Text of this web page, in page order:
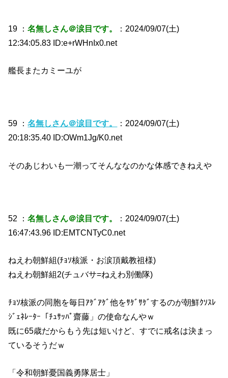
19 ：名無しさん＠涙目です。
：2024/09/07(土)
12:34:05.83 ID:e+rWHnIx0.net
艦長またカミーユが
59 ：名無しさん＠涙目です。
：2024/09/07(土)
20:18:35.40 ID:OWm1Jg/K0.net
そのあじわいも一潮ってそんななのかな体感できねえや
52 ：名無しさん＠涙目です。
：2024/09/07(土)
16:47:43.96 ID:EMTCNTyC0.net
ねえわ朝鮮組(ﾁｮｿ核派・お涙頂戴教祖様)
ねえわ朝鮮組2(チュバサ=ねえわ別働隊)
ﾁｮｿ核派の同胞を毎日ｱｹﾞｱｹﾞ他をｻｹﾞｻｹﾞするのが朝鮮ｸｿｽﾚ
ｼﾞｪﾈﾚｰﾀｰ「ﾁｭｻｯﾊﾟ齋藤」の使命なんやｗ
既に65歳だからもう先は短いけど、すでに戒名は決まっ
ているそうだｗ
「令和朝鮮憂国義勇隊居士」